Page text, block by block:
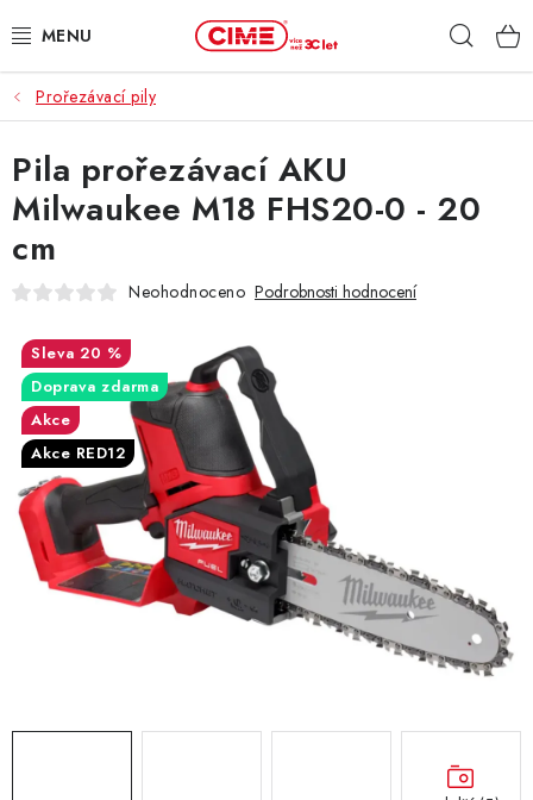
na
ZAHRADA, LES
DÍLNA, STAVBA
MILWAUKEE
ELEKTROMOBILITA
PROFI STROJE
PRODEJNY
SLUŽBY
ZNAČKY
KONTAKTY
OCHRANA OSOBNÍCH ÚDAJŮ
OBCHODNÍ PODMÍNKY
Prořezávací pily
Pila prořezávací AKU
Milwaukee M18 FHS20-0 - 20
cm
Neohodnoceno Podrobnosti hodnocení
20 %
Doprava zdarma
Akce
Akce RED12